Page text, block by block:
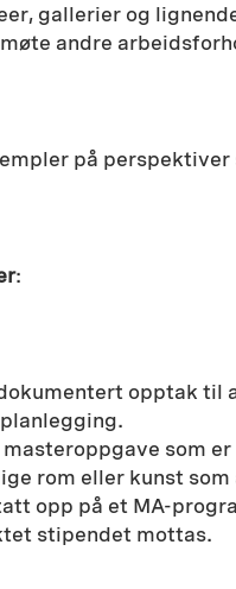
gallerier og
andre
på
:
opptak
masteroppgave som
rom eller kunst
opp på et MA-
stipendet mottas.